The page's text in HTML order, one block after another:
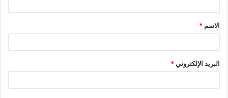
ق
*
الاسم *
البريد الإلكتروني*